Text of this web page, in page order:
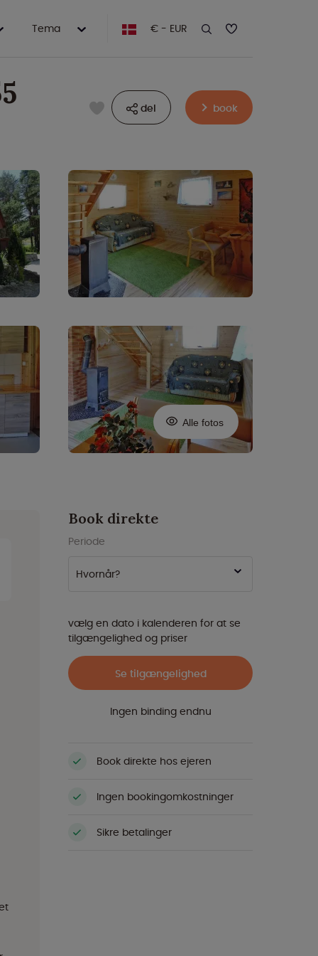
Tema € - EUR
del book
Alle fotos
Book direkte
Periode
Hvornår?
vælg en dato i kalenderen for at se
tilgængelighed og priser
Se tilgængelighed
Ingen binding endnu
Book direkte hos ejeren
Ingen bookingomkostninger
Sikre betalinger